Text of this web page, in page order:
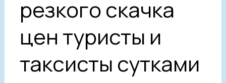
резкого скачка
цен туристы и
таксисты сутками